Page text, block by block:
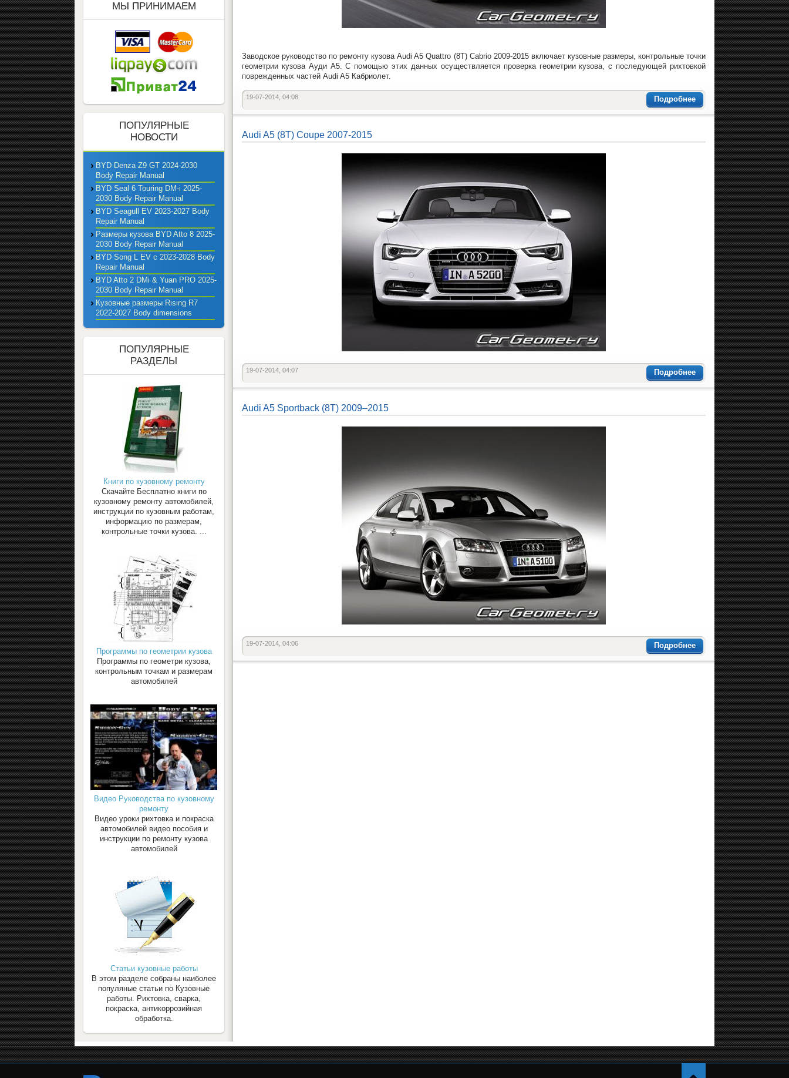
Заводское руководство по ремонту кузова Audi A5 Quattro (8T) Cabrio 2009-2015 включает кузовные размеры, контрольные точки
геометрии кузова Ауди A5. С помощью этих данных осуществляется проверка геометрии кузова, с последующей рихтовкой
поврежденных частей Audi A5 Кабриолет.
Подробнее
19-07-2014, 04:08
Audi A5 (8T) Coupe 2007-2015
Подробнее
19-07-2014, 04:07
Audi A5 Sportback (8T) 2009–2015
Подробнее
19-07-2014, 04:06
МЫ ПРИНИМАЕМ
ПОПУЛЯРНЫЕ
НОВОСТИ
BYD Denza Z9 GT 2024-2030
Body Repair Manual
BYD Seal 6 Touring DM-i 2025-
2030 Body Repair Manual
BYD Seagull EV 2023-2027 Body
Repair Manual
Размеры кузова BYD Atto 8 2025-
2030 Body Repair Manual
BYD Song L EV с 2023-2028 Body
Repair Manual
BYD Atto 2 DMi & Yuan PRO 2025-
2030 Body Repair Manual
Кузовные размеры Rising R7
2022-2027 Body dimensions
ПОПУЛЯРНЫЕ
РАЗДЕЛЫ
Книги по кузовному ремонту
Скачайте Бесплатно книги по
кузовному ремонту автомобилей,
инструкции по кузовным работам,
информацию по размерам,
контрольные точки кузова. ...
Программы по геометрии кузова
Программы по геометри кузова,
контрольным точкам и размерам
автомобилей
Видео Руководства по кузовному
ремонту
Видео уроки рихтовка и покраска
автомобилей видео пособия и
инструкции по ремонту кузова
автомобилей
Статьи кузовные работы
В этом разделе собраны наиболее
популяные статьи по Кузовные
работы. Рихтовка, сварка,
покраска, антикоррозийная
обработка.